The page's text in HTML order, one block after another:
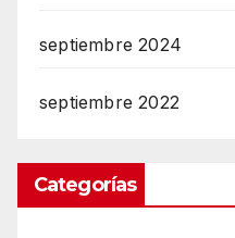
septiembre 2024
septiembre 2022
Categorías